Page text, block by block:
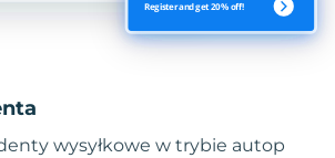
wysyłkowe w trybie autop